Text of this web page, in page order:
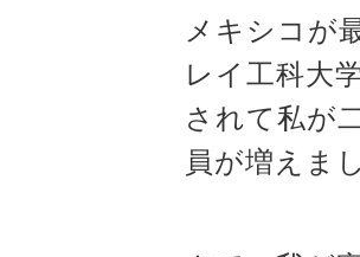
メキシコが
レイ工科大
されて私が
員が増えま